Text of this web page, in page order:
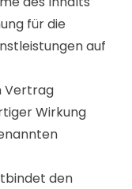
für die
auf
Vertrag
Wirkung
den